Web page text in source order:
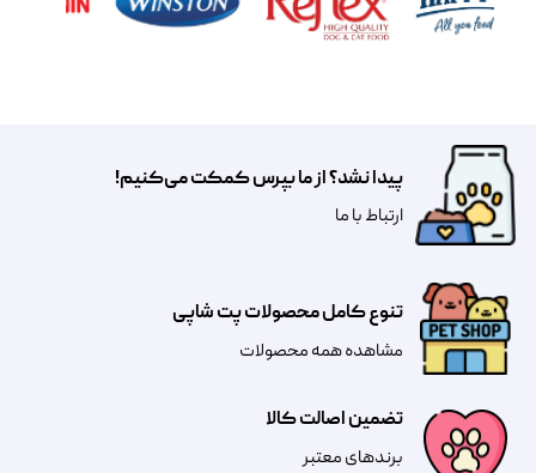
تضمین اصالت کالا
​​برندهای معتبر​​​​​​​
تنوع کامل محصولات پت شاپی
مشاهده همه محصولات
پیدا نشد؟ از ما بپرس کمکت می‌کنیم!
​​​ارتباط با ما